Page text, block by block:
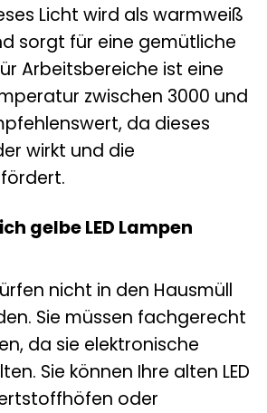
Licht wird als warmweiß
sorgt für eine gemütliche
Arbeitsbereiche ist eine
zwischen 3000 und
da dieses
wirkt und die
gelbe LED Lampen
nicht in den Hausmüll
Sie müssen fachgerecht
da sie elektronische
Sie können Ihre alten LED
oder